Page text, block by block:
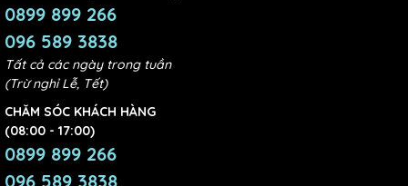
0899 899 266
096 589 3838
Tất cả các ngày trong tuần
(Trừ nghỉ Lễ, Tết)
CHĂM SÓC KHÁCH HÀNG
(08:00 - 17:00)
0899 899 266
096 589 3838